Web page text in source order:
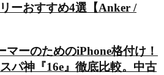
ーおすすめ4選【Anker /
マーのためのiPhone格付け！
パ神『16e』徹底比較。中古